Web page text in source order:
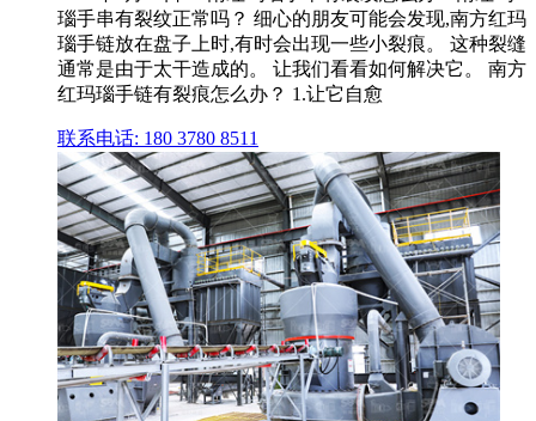
瑙手串有裂纹正常吗？ 细心的朋友可能会发现,南方红玛
瑙手链放在盘子上时,有时会出现一些小裂痕。 这种裂缝
通常是由于太干造成的。 让我们看看如何解决它。 南方
红玛瑙手链有裂痕怎么办？ 1.让它自愈
联系电话: 180 3780 8511